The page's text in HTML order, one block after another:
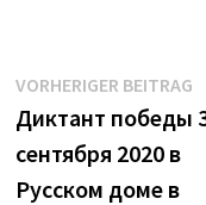
Beitrags-
Navigation
VORHERIGER BEITRAG
Диктант победы
сентября 2020 в
Русском доме в